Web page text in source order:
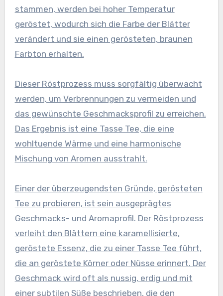
stammen, werden bei hoher Temperatur
geröstet, wodurch sich die Farbe der Blätter
verändert und sie einen gerösteten, braunen
Farbton erhalten.
Dieser Röstprozess muss sorgfältig überwacht
werden, um Verbrennungen zu vermeiden und
das gewünschte Geschmacksprofil zu erreichen.
Das Ergebnis ist eine Tasse Tee, die eine
wohltuende Wärme und eine harmonische
Mischung von Aromen ausstrahlt.
Einer der überzeugendsten Gründe, gerösteten
Tee zu probieren, ist sein ausgeprägtes
Geschmacks- und Aromaprofil. Der Röstprozess
verleiht den Blättern eine karamellisierte,
geröstete Essenz, die zu einer Tasse Tee führt,
die an geröstete Körner oder Nüsse erinnert. Der
Geschmack wird oft als nussig, erdig und mit
einer subtilen Süße beschrieben, die den